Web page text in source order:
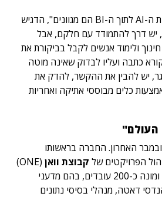
"האתגרים בשילוב עולמות ה-AI לתוך ה-BI הם מגוונים", הדגיש
יש דרך להתמודד עם חלקם, אבל
ולימוד אנשים לקבל בביקורת את
כתבה ועליו לבדוק שאינה מוטה
יש להבין את ההקשר, להדק את
כלים מבוססי אתיקה ואחריות
האחרון. החברה בראשותו
הפרויקטים של קבוצת וואן
(ONE)
בעולמות הדאטה וה-AI, ומונה כ-200 עובדים, בהם מדעני
דאטה, מנהלי בסיסי נתונים